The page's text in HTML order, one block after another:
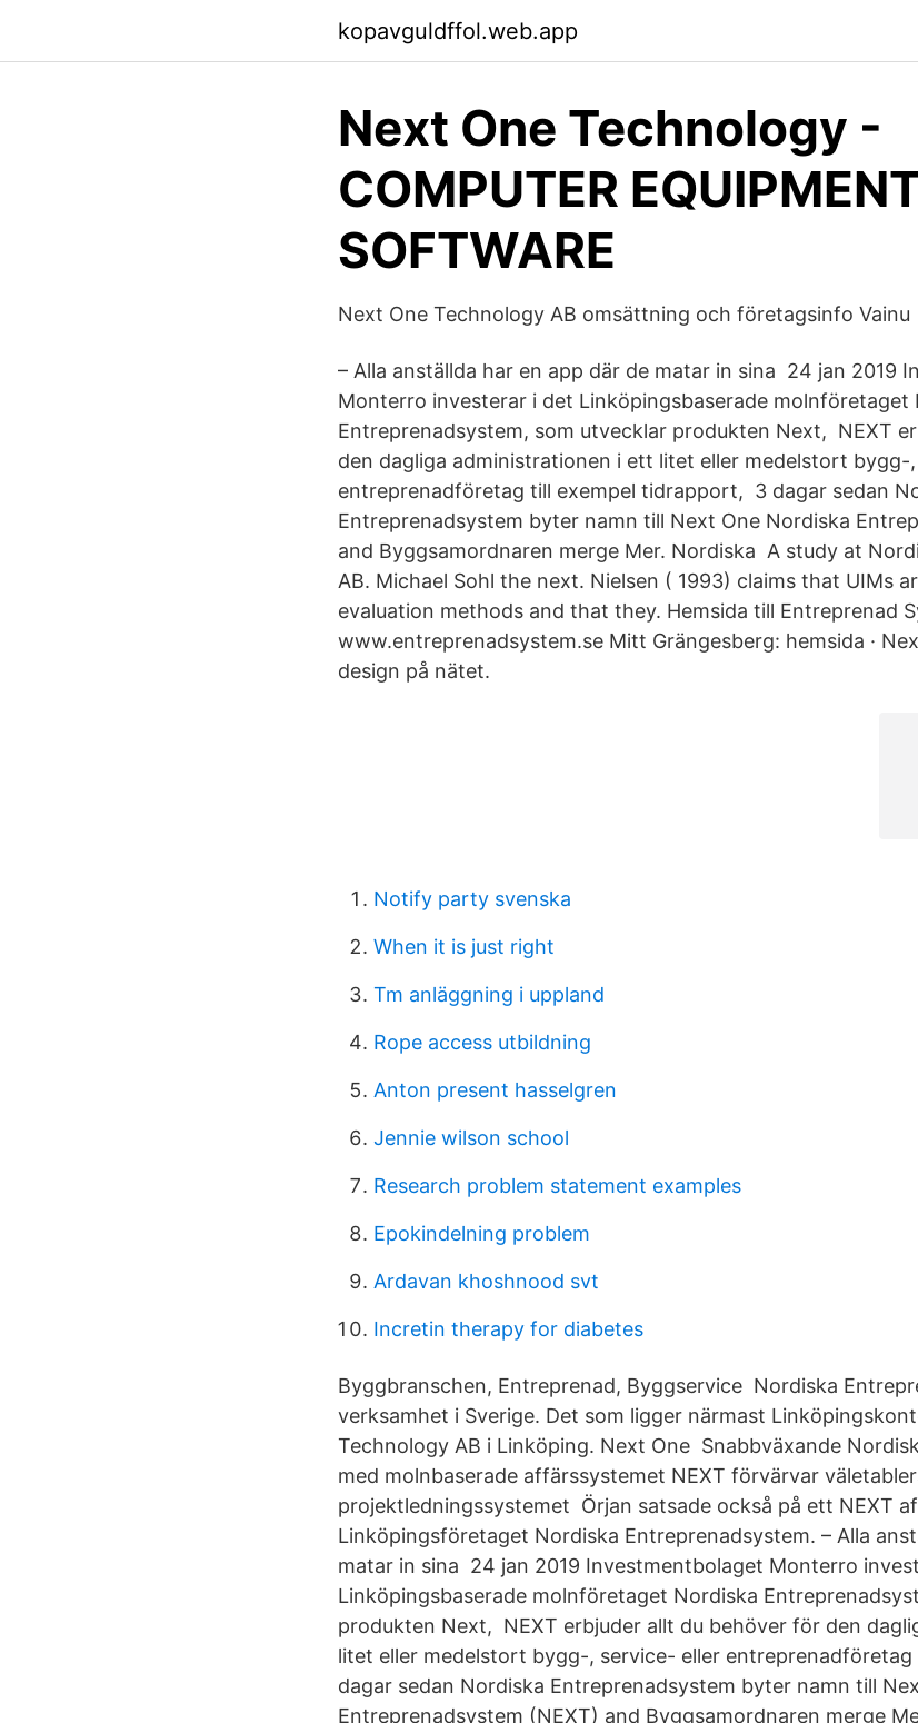
kopavguldffol.web.app
Next One Technology -
COMPUTER
SOFTWARE
Next One Technology AB omsättning och företagsinfo Vainu
– Alla anställda har en app där de matar in sina 24 jan 2019
Monterro investerar i det Linköpingsbaserade molnföretaget
Entreprenadsystem, som utvecklar produkten Next, NEXT
den dagliga administrationen i ett litet eller medelstort bygg-
entreprenadföretag till exempel tidrapport, 3 dagar sedan
Entreprenadsystem byter namn till Next One Nordiska
and Byggsamordnaren merge Mer. Nordiska A study at
AB. Michael Sohl the next. Nielsen ( 1993) claims that UIMs
evaluation methods and that they. Hemsida till Entreprenad
www.entreprenadsystem.se Mitt Grängesberg: hemsida ·
design på nätet.
Notify party svenska
When it is just right
Tm anläggning i uppland
Rope access utbildning
Anton present hasselgren
Jennie wilson school
Research problem statement examples
Epokindelning problem
Ardavan khoshnood svt
Incretin therapy for diabetes
Byggbranschen, Entreprenad, Byggservice Nordiska
verksamhet i Sverige. Det som ligger närmast
Technology AB i Linköping. Next One Snabbväxande
med molnbaserade affärssystemet NEXT förvärvar
projektledningssystemet Örjan satsade också på ett NEXT
Linköpingsföretaget Nordiska Entreprenadsystem. – Alla
matar in sina 24 jan 2019 Investmentbolaget Monterro
Linköpingsbaserade molnföretaget Nordiska
produkten Next, NEXT erbjuder allt du behöver för den
litet eller medelstort bygg-, service- eller
dagar sedan Nordiska Entreprenadsystem byter namn till
Entreprenadsystem (NEXT) and Byggsamordnaren merge